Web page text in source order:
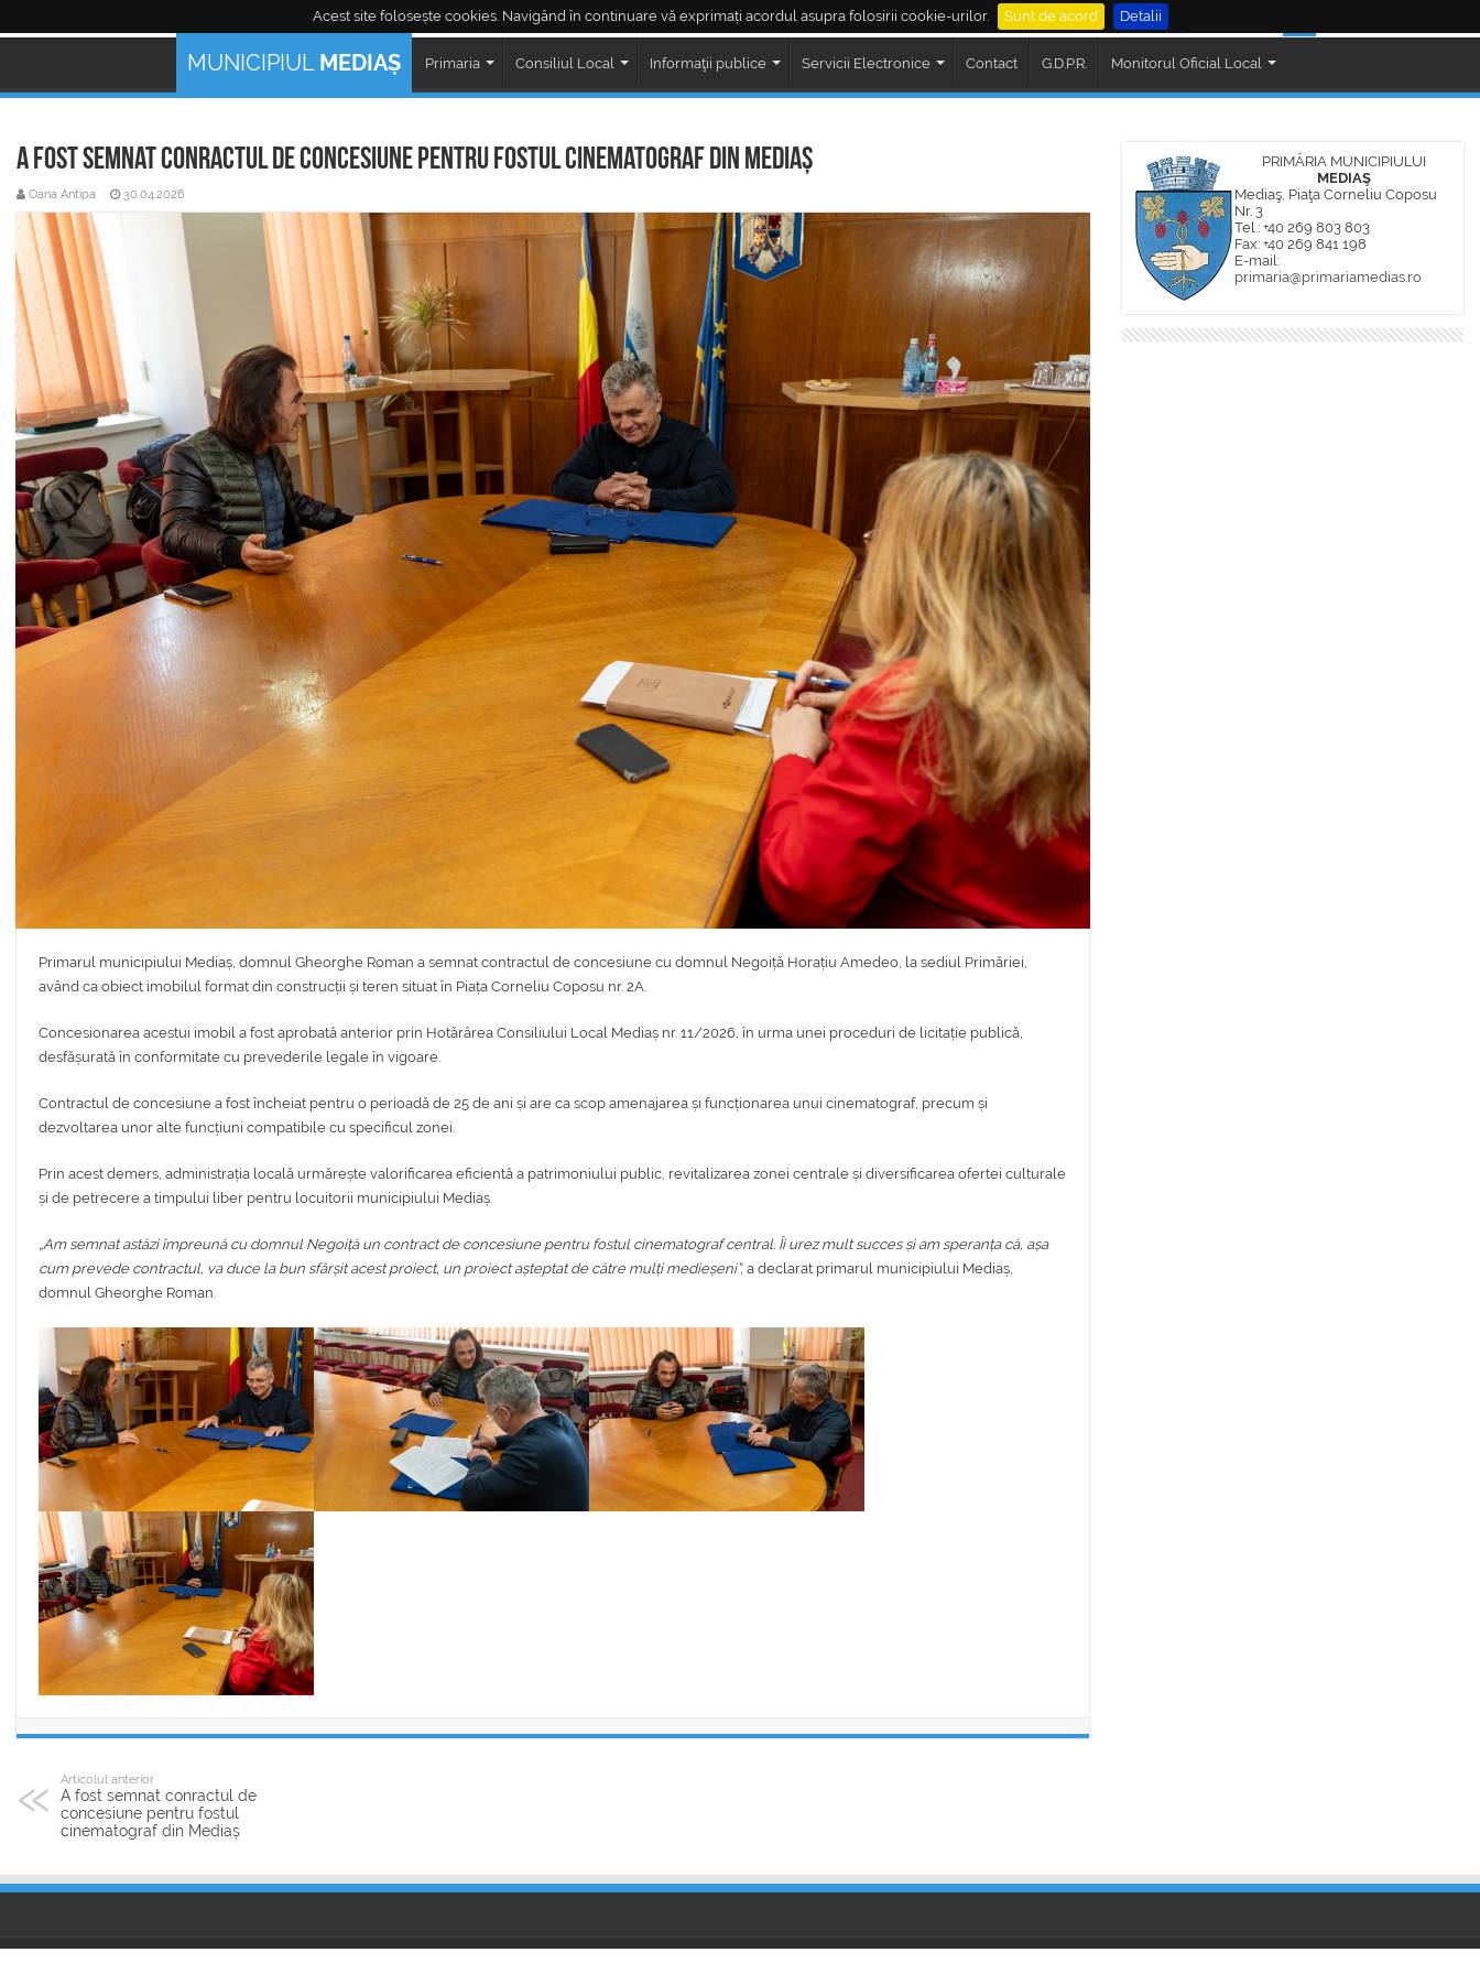
Acest site folosește cookies. Navigând în continuare vă exprimați acordul asupra folosirii cookie-urilor. Sunt de acord Detalii
Mediaş Live: Piața Regele Ferdinand Piața Corneliu Coposu LIVE ședințe Consiliul Local Mediaș Cautare
MUNICIPIUL MEDIAȘ Primaria Consiliul Local Informaţii publice Servicii Electronice Contact G.D.P.R. Monitorul Oficial Local
A fost semnat conractul de concesiune pentru fostul cinematograf din Mediaș
Oana Antipa 30.04.2026
Primarul municipiului Mediaș, domnul Gheorghe Roman a semnat contractul de concesiune cu domnul Negoiță Horațiu Amedeo, la sediul Primăriei,
având ca obiect imobilul format din construcții și teren situat în Piața Corneliu Coposu nr. 2A.
Concesionarea acestui imobil a fost aprobată anterior prin Hotărârea Consiliului Local Mediaș nr. 11/2026, în urma unei proceduri de licitație publică,
desfășurată în conformitate cu prevederile legale în vigoare.
Contractul de concesiune a fost încheiat pentru o perioadă de 25 de ani și are ca scop amenajarea și funcționarea unui cinematograf, precum și
dezvoltarea unor alte funcțiuni compatibile cu specificul zonei.
Prin acest demers, administrația locală urmărește valorificarea eficientă a patrimoniului public, revitalizarea zonei centrale și diversificarea ofertei culturale
și de petrecere a timpului liber pentru locuitorii municipiului Mediaș.
„Am semnat astăzi împreună cu domnul Negoiță un contract de concesiune pentru fostul cinematograf central. Îi urez mult succes și am speranța că, așa
cum prevede contractul, va duce la bun sfârșit acest proiect, un proiect așteptat de către mulți medieșeni”, a declarat primarul municipiului Mediaș,
domnul Gheorghe Roman.
Articolul anterior
A fost semnat conractul de
concesiune pentru fostul
cinematograf din Mediaș
PRIMĂRIA MUNICIPIULUI
MEDIAŞ
Mediaş, Piaţa Corneliu Coposu
Nr. 3
Tel.: +40 269 803 803
Fax: +40 269 841 198
E-mail:
primaria@primariamedias.ro